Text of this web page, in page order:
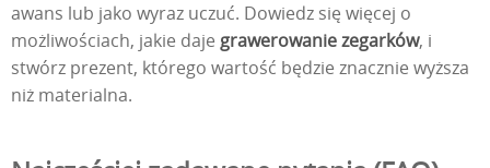
awans lub jako wyraz uczuć. Dowiedz się więcej o
możliwościach, jakie daje grawerowanie zegarków, i
stwórz prezent, którego wartość będzie znacznie wyższa
niż materialna.